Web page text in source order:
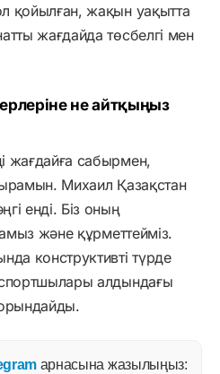
қойылған, жақын уақытта
жағдайда төсбелгі мен
не айтқыңыз
жағдайға сабырмен,
Михаил Қазақстан
енді. Біз оның
және құрметтейміз.
конструктивті түрде
алдындағы
арнасына жазылыңыз: